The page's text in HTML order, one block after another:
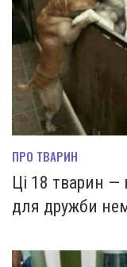
ПРО ТВАРИН
Ці 18 тварин
для дружби